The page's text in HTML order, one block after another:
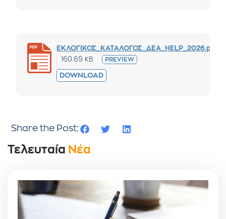
ΕΚΛΟΓΙΚΟΣ_ΚΑΤΑΛΟΓΟΣ_ΔΕΑ_HELP_2026.pdf
160.69 KB PREVIEW
DOWNLOAD
Share the Post:
Τελευταία Νέα